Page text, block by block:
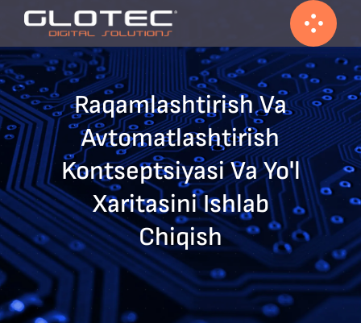
Skip
content
Raqamlashtirish Va
Avtomatlashtirish
Kontseptsiyasi Va Yo'l
Xaritasini Ishlab
Chiqish